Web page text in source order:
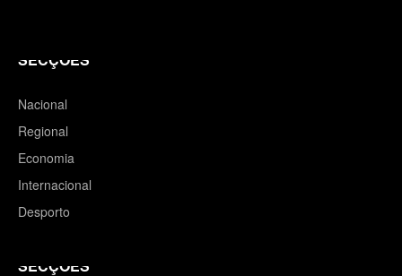
SECÇÕES
Nacional
Regional
Economia
Internacional
Desporto
SECÇÕES